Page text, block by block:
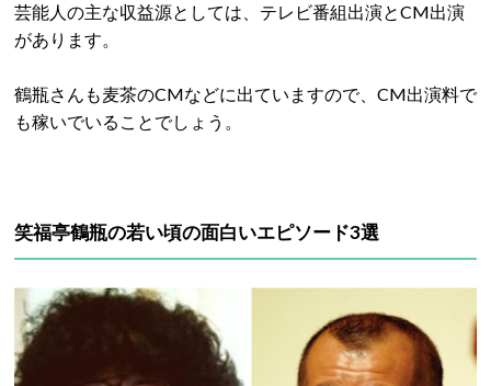
芸能人の主な収益源としては、テレビ番組出演とCM出演
があります。
鶴瓶さんも麦茶のCMなどに出ていますので、CM出演料で
も稼いでいることでしょう。
笑福亭鶴瓶の若い頃の面白いエピソード3選